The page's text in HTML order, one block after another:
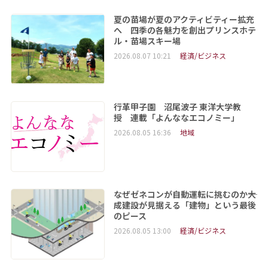
夏の苗場が夏のアクティビティー拡充
へ 四季の各魅力を創出プリンスホテ
ル・苗場スキー場
2026.08.07 10:21 経済/ビジネス
行革甲子園 沼尾波子 東洋大学教
授 連載「よんななエコノミー」
2026.08.05 16:36 地域
なぜゼネコンが自動運転に挑むのか――大
成建設が見据える「建物」という最後
のピース
2026.08.05 13:00 経済/ビジネス